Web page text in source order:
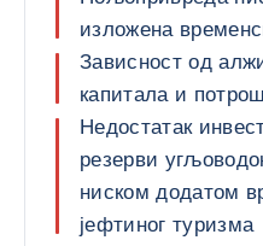
изложена
Зависност од
капитала и
Недостатак
резерви
ниском додатом
јефтиног туризма